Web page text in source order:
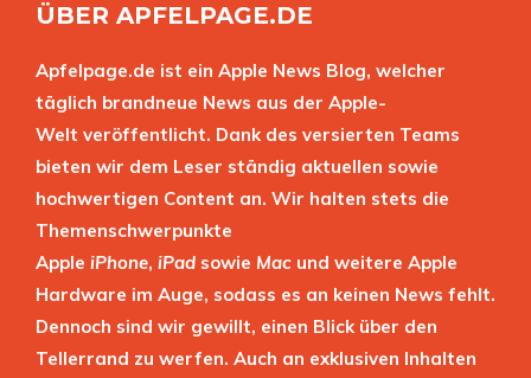
ÜBER APFELPAGE.DE
Apfelpage.de ist ein Apple News Blog, welcher
täglich brandneue News aus der Apple-
Welt veröffentlicht. Dank des versierten Teams
bieten wir dem Leser ständig aktuellen sowie
hochwertigen Content an. Wir halten stets die
Themenschwerpunkte
Apple iPhone, iPad sowie Mac und weitere Apple
Hardware im Auge, sodass es an keinen News fehlt.
Dennoch sind wir gewillt, einen Blick über den
Tellerrand zu werfen. Auch an exklusiven Inhalten